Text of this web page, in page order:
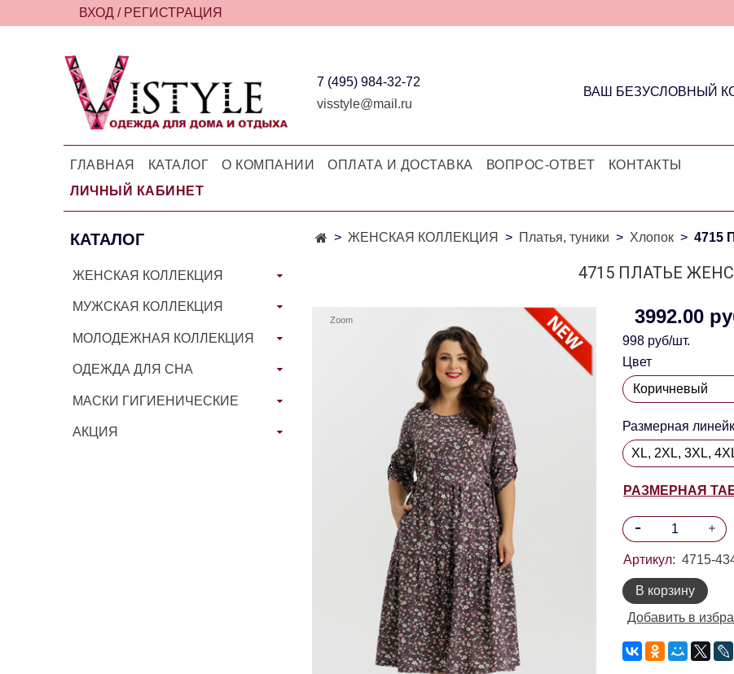
ВХОД / РЕГИСТРАЦИЯ
7 (495) 984-32-72
visstyle@mail.ru
ВАШ БЕЗУСЛОВНЫЙ
ГЛАВНАЯ КАТАЛОГ О КОМПАНИИ ОПЛАТА И ДОСТАВКА ВОПРОС-ОТВЕТ
КОНТАКТЫ
ЛИЧНЫЙ КАБИНЕТ
ЖЕНСКАЯ КОЛЛЕКЦИЯ Платья, туники Хлопок 4715
4715 ПЛАТЬЕ
Zoom 3992.00
998 руб/шт.
Цвет
Размерная
XL, 2XL, 3XL,
РАЗМЕРНАЯ
Артикул: 4715-
В корзину
Добавить в
КАТАЛОГ
ЖЕНСКАЯ КОЛЛЕКЦИЯ
МУЖСКАЯ КОЛЛЕКЦИЯ
МОЛОДЕЖНАЯ КОЛЛЕКЦИЯ
ОДЕЖДА ДЛЯ СНА
МАСКИ ГИГИЕНИЧЕСКИЕ
АКЦИЯ